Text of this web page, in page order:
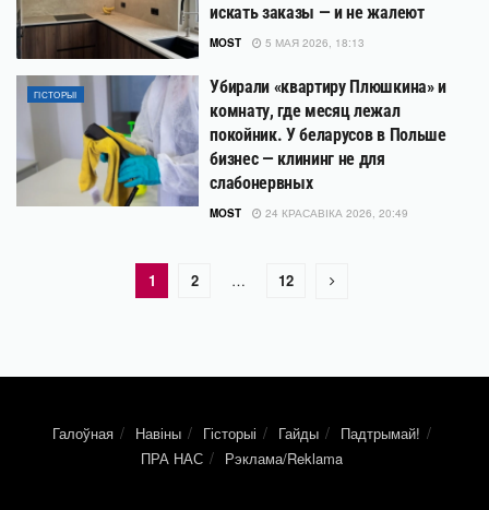
искать заказы — и не жалеют
MOST 5 МАЯ 2026, 18:13
ГІСТОРЫІ
Убирали «квартиру Плюшкина» и
комнату, где месяц лежал
покойник. У беларусов в Польше
бизнес — клининг не для
слабонервных
MOST 24 КРАСАВІКА 2026, 20:49
1 2 … 12
Галоўная Навіны Гісторыі Гайды
Падтрымай!
ПРА НАС
Рэклама/Reklama